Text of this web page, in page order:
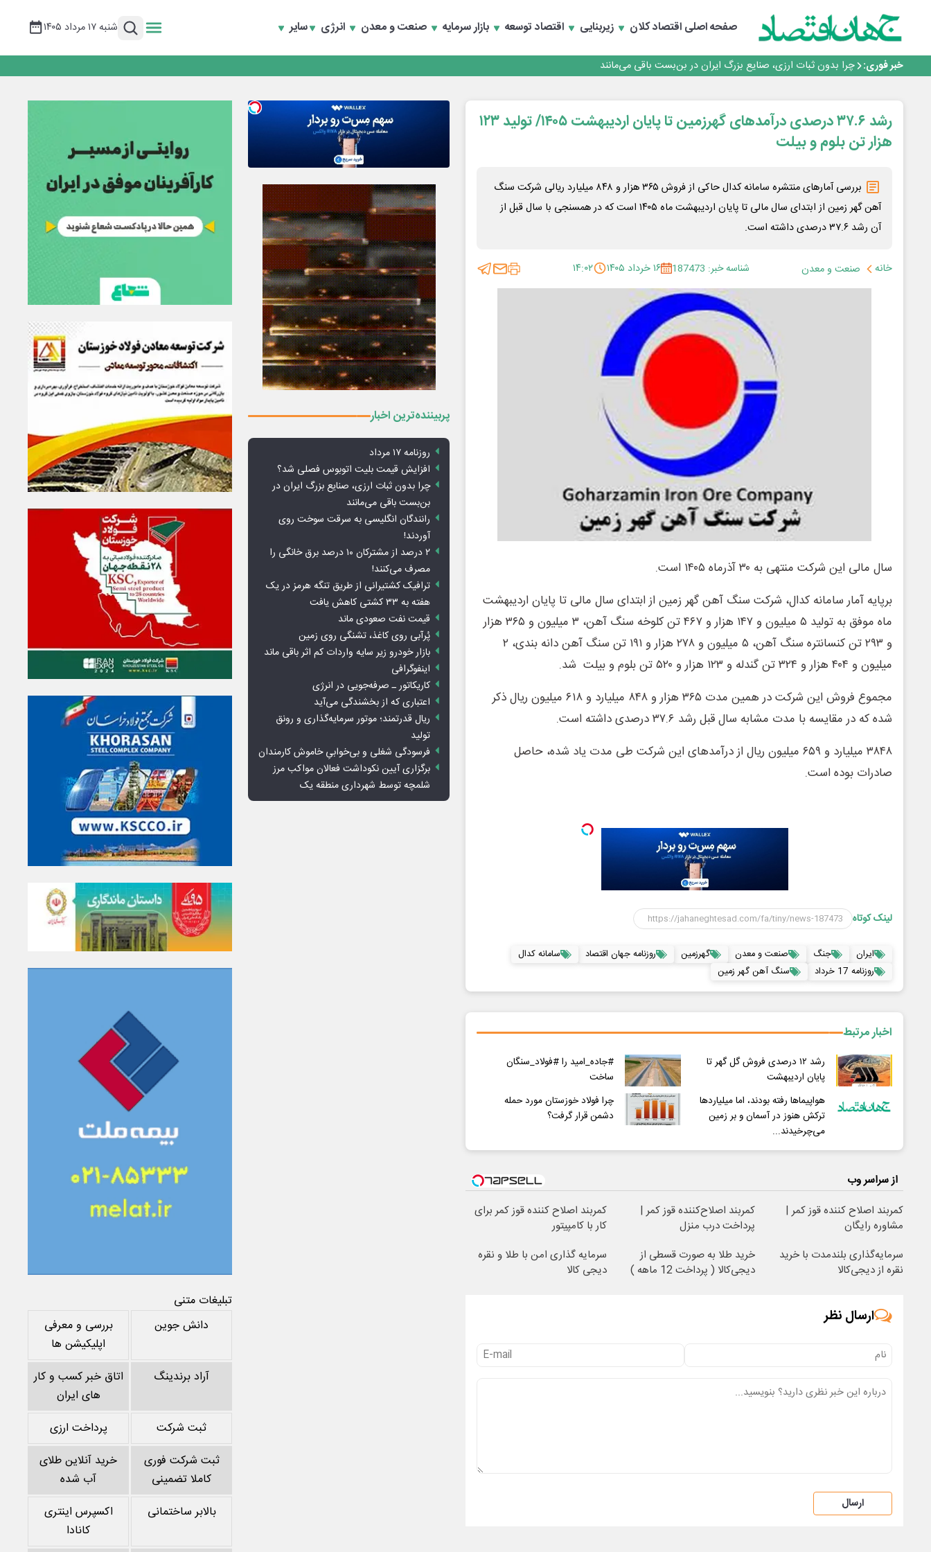
صفحه اصلیاقتصاد کلان زیربنایی اقتصاد توسعه بازار سرمایه صنعت و معدن انرژی سایر شنبه ۱۷ مرداد ۱۴۰۵
خبر فوری:
۲ درصد از مشترکان ۱۰ درصد برق خانگی را مصرف می‌کنند!
روزنامه ۱۷ مرداد
چرا بدون ثبات ارزی، صنایع بزرگ ایران در بن‌بست باقی می‌مانند
رانندگان انگلیسی به سرقت سوخت روی آوردند!
۲ درصد از مشترکان ۱۰ درصد برق خانگی را مصرف می‌کنند!
روزنامه ۱۷ مرداد
افزایش قیمت بلیت اتوبوس فصلی شد؟
رشد ۳۷.۶ درصدی درآمدهای گهرزمین تا پایان اردیبهشت ۱۴۰۵/ تولید ۱۲۳
هزار تن بلوم و بیلت
بررسی آمارهای منتشره سامانه کدال حاکی از فروش ۳۶۵ هزار و ۸۴۸ میلیارد ریالی شرکت سنگ
آهن گهر زمین از ابتدای سال مالی تا پایان اردیبهشت ماه ۱۴۰۵ است که در همسنجی با سال قبل از
آن رشد ۳۷.۶ درصدی داشته است.
خانه صنعت و معدن شناسه خبر: 187473 ۱۶ خرداد ۱۴۰۵ ۱۴:۰۲
سال مالی این شرکت منتهی به ۳۰ آذرماه ۱۴۰۵ است.
برپایه آمار سامانه کدال، شرکت سنگ آهن گهر زمین از ابتدای سال مالی تا پایان اردیبهشت
ماه موفق به تولید ۵ میلیون و ۱۴۷ هزار و ۴۶۷ تن کلوخه سنگ آهن، ۳ میلیون و ۳۶۵ هزار
و ۲۹۳ تن کنسانتره سنگ آهن، ۵ میلیون و ۲۷۸ هزار و ۱۹۱ تن سنگ آهن دانه بندی، ۲
میلیون و ۴۰۴ هزار و ۳۲۴ تن گندله و ۱۲۳ هزار و ۵۲۰ تن بلوم و بیلت شد.
مجموع فروش این شرکت در همین مدت ۳۶۵ هزار و ۸۴۸ میلیارد و ۶۱۸ میلیون ریال ذکر
شده که در مقایسه با مدت مشابه سال قبل رشد ۳۷.۶ درصدی داشته است.
۳۸۴۸ میلیارد و ۶۵۹ میلیون ریال از درآمدهای این شرکت طی مدت یاد شده، حاصل
صادرات بوده است.
لینک کوتاه
ایران جنگ صنعت و معدن گهرزمین روزنامه جهان اقتصاد
سامانه کدال
روزنامه 17 خرداد
سنگ آهن گهر زمین
اخبار مرتبط
رشد ۱۲ درصدی فروش گل گهر تا
پایان اردیبهشت
#جاده_امید را #فولاد_سنگان
ساخت
هواپیماها رفته بودند، اما میلیاردها
ترکش هنوز در آسمان و بر زمین
می‌چرخیدند...
چرا فولاد خوزستان مورد حمله
دشمن قرار گرفت؟
از سراسر وب
کمربند اصلاح کننده قوز کمر |
مشاوره رایگان
کمربند اصلاح‌کننده قوز کمر |
پرداخت درب منزل
کمربند اصلاح کننده قوز کمر برای
کار با کامپیتور
سرمایه‌گذاری بلندمدت با خرید
نقره از دیجی‌کالا
خرید طلا به صورت قسطی از
دیجی‌کالا ( پرداخت 12 ماهه )
سرمایه گذاری امن با طلا و نقره
دیجی کالا
ارسال نظر
ارسال
پربیننده‌ترین اخبار
روزنامه ۱۷ مرداد
افزایش قیمت بلیت اتوبوس فصلی شد؟
چرا بدون ثبات ارزی، صنایع بزرگ ایران در
بن‌بست باقی می‌مانند
رانندگان انگلیسی به سرقت سوخت روی
آوردند!
۲ درصد از مشترکان ۱۰ درصد برق خانگی را
مصرف می‌کنند!
ترافیک کشتیرانی از طریق تنگه هرمز در یک
هفته به ۳۳ کشتی کاهش یافت
قیمت نفت صعودی ماند
پُرآبی روی کاغذ، تشنگی روی زمین
بازار خودرو زیر سایه واردات کم اثر باقی ماند
اینفوگرافی
کاریکاتور ـ صرفه‌جویی در انرژی
اعتباری که از بخشندگی می‌آید
ریال قدرتمند؛ موتور سرمایه‌گذاری و رونق
تولید
فرسودگی شغلی و بی‌خوابیِ خاموش کارمندان
برگزاری آیین نکوداشت فعالان مواکب مرز
شلمچه توسط شهرداری منطقه یک
تبلیغات متنی
دانش جوین
بررسی و معرفی
اپلیکیشن ها
آراد برندینگ
اتاق خبر کسب و کار
های ایران
ثبت شرکت
پرداخت ارزی
ثبت شرکت فوری
کاملا تضمینی
خرید آنلاین طلای
آب شده
بالابر ساختمانی
اکسپرس اینتری
کانادا